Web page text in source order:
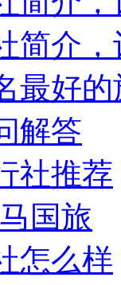
简介
最好
解答
社推荐
国旅
怎么样